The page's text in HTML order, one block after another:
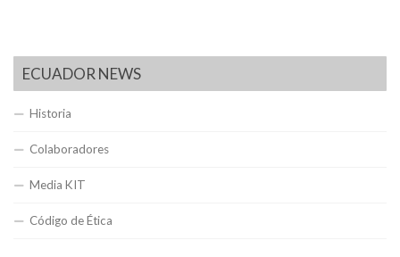
ECUADOR NEWS
Historia
Colaboradores
Media KIT
Código de Ética